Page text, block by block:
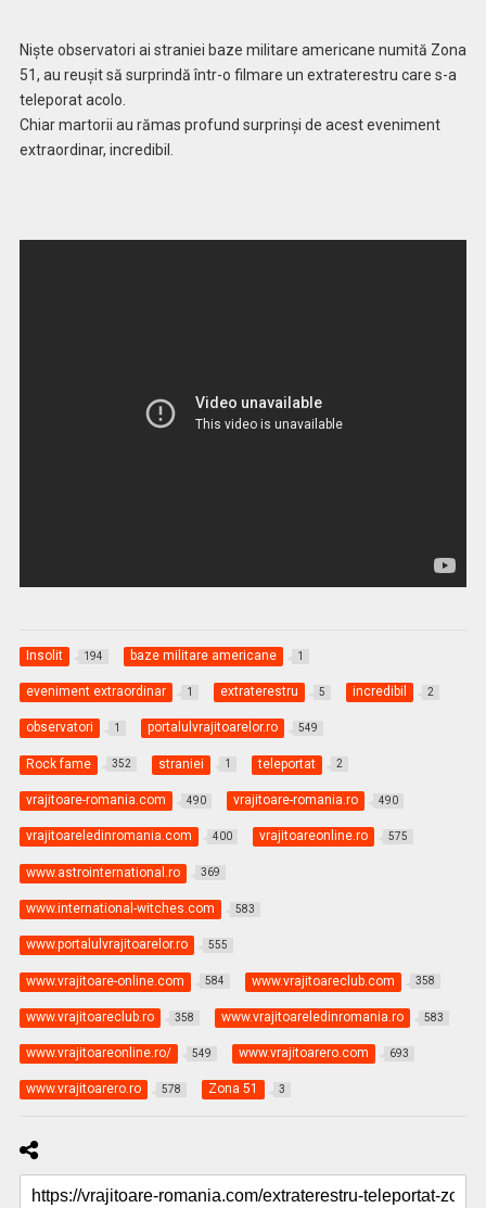
Nişte observatori ai straniei baze militare americane numită Zona
51, au reuşit să surprindă într-o filmare un extraterestru care s-a
teleporat acolo.
Chiar martorii au rămas profund surprinşi de acest eveniment
extraordinar, incredibil.
Insolit 194 baze militare americane 1
eveniment extraordinar 1 extraterestru 5 incredibil 2
observatori 1 portalulvrajitoarelor.ro 549
Rock fame 352 straniei 1 teleportat 2
vrajitoare-romania.com 490 vrajitoare-romania.ro 490
vrajitoareledinromania.com 400 vrajitoareonline.ro 575
www.astrointernational.ro 369
www.international-witches.com 583
www.portalulvrajitoarelor.ro 555
www.vrajitoare-online.com 584 www.vrajitoareclub.com 358
www.vrajitoareclub.ro 358 www.vrajitoareledinromania.ro 583
www.vrajitoareonline.ro/ 549 www.vrajitoarero.com 693
www.vrajitoarero.ro 578 Zona 51 3